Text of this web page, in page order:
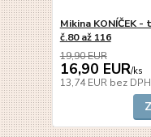
Mikina KONÍČEK -
č.80 až 116
19,90 EUR
16,90 EUR/ks
13,74 EUR bez DPH